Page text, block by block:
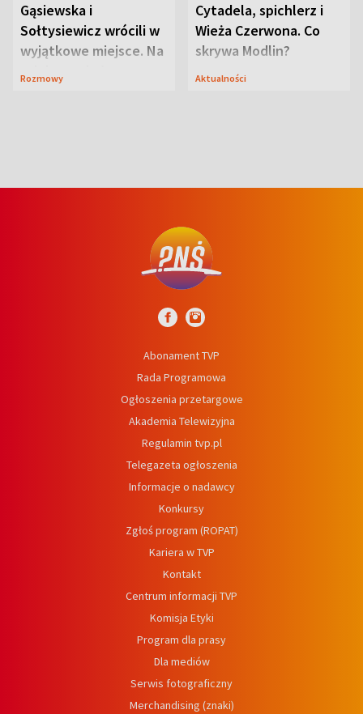
Gąsiewska i
Sołtysiewicz wrócili w
wyjątkowe miejsce. Na
szlaku czekał
Rozmowy
Cytadela, spichlerz i
Wieża Czerwona. Co
skrywa Modlin?
Aktualności
Abonament TVP
Rada Programowa
Ogłoszenia przetargowe
Akademia Telewizyjna
Regulamin tvp.pl
Telegazeta ogłoszenia
Informacje o nadawcy
Konkursy
Zgłoś program (ROPAT)
Kariera w TVP
Kontakt
Centrum informacji TVP
Komisja Etyki
Program dla prasy
Dla mediów
Serwis fotograficzny
Merchandising (znaki)